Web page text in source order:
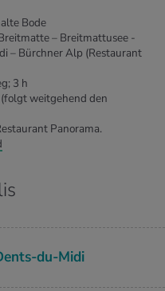
Bode
– Breitmattusee -
– Bürchner Alp (Restaurant
3 h
weitgehend den
Panorama.
du-Midi